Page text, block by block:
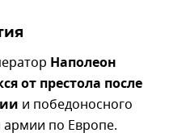
Наполеон
от престола после
и победоносного
армии по Европе.